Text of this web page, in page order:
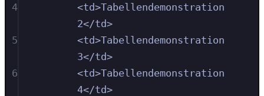
4
<td>Tabellendemonstration
2</td>
5
<td>Tabellendemonstration
3</td>
6
<td>Tabellendemonstration
4</td>